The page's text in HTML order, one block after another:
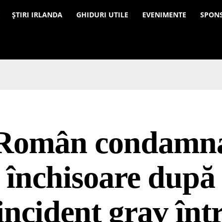
ȘTIRI IRLANDA GHIDURI UTILE EVENIMENTE
închisoare
grav